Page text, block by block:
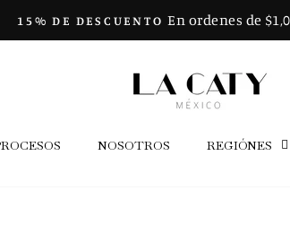
pausa
NOSOTROS REGIÓNES